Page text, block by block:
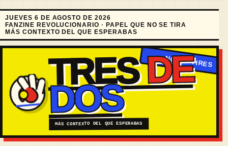
JUEVES 6 DE AGOSTO DE 2026
FANZINE REVOLUCIONARIO · PAPEL QUE NO SE TIRA
MÁS CONTEXTO DEL QUE ESPERABAS
TRESDE
DOS
MÁS CONTEXTO DEL QUE ESPERABAS